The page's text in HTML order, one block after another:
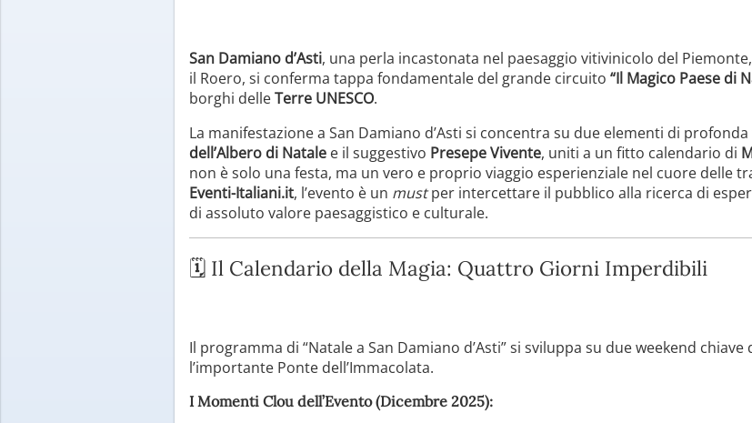
San Damiano d’Asti, una perla incastonata nel paesaggio vitivinicolo del
il Roero, si conferma tappa fondamentale del grande circuito “Il Magico Paese di
borghi delleTerre UNESCO.
La manifestazione a San Damiano d’Asti si concentra su due elementi di
dell’Albero di Natale e il suggestivo Presepe Vivente, uniti a un fitto calendario di
non è solo una festa, ma un vero e proprio viaggio esperienziale nel cuore delle
Eventi-Italiani.it, l’evento è un mustper intercettare il pubblico alla ricerca di
di assoluto valore paesaggistico e culturale.
🗓️ Il Calendario della Magia: Quattro Giorni Imperdibili
Il programma di “Natale a San Damiano d’Asti” si sviluppa su due weekend
l’importante Ponte dell’Immacolata.
I Momenti Clou dell’Evento (Dicembre 2025):